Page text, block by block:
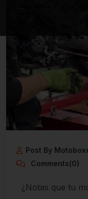
Post By
Comments(0)
¿Notas que tu